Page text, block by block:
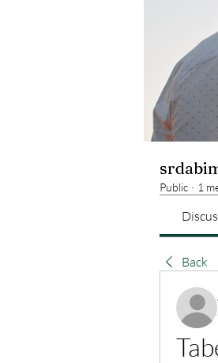
Public · 1
Back